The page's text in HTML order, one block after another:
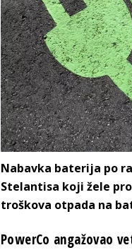
Nabavka baterija po
Stelantisa koji žele
troškova otpada na
PowerCo angažovao